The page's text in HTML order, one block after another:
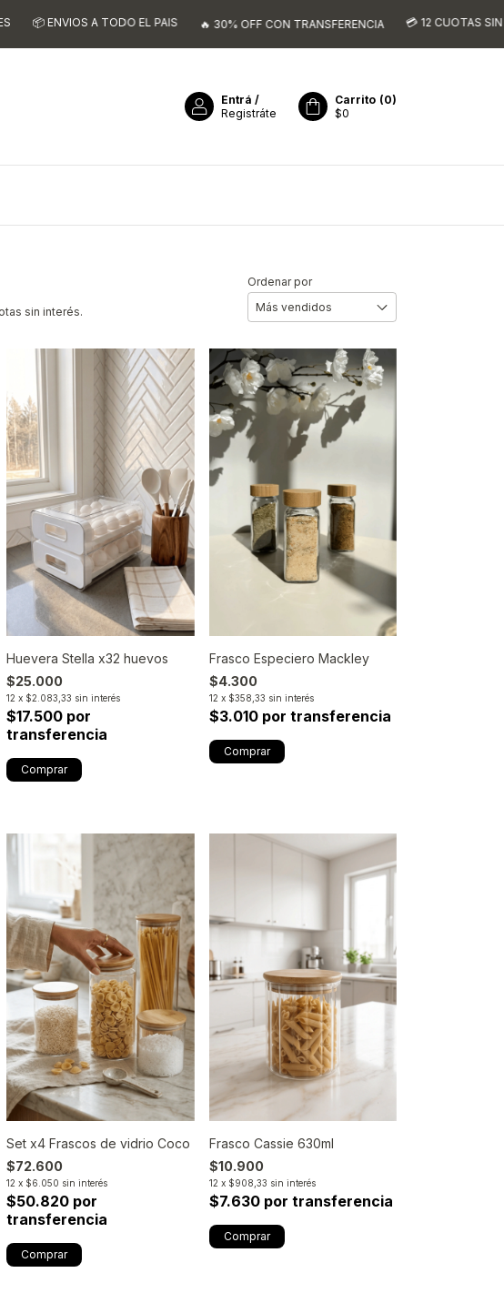
EL PAIS 🔥 30% OFF CON TRANSFERENCIA 💳 12 CUOTAS SIN INTERES 📦
Entrá /
Registráte
Carrito (0)
$0
sin interés.
Ordenar por
Huevera Stella x32 huevos
$25.000
12 x $2.083,33 sin interés
$17.500 por
transferencia
Frasco Especiero Mackley
$4.300
12 x $358,33 sin interés
$3.010 por transferencia
Set x4 Frascos de vidrio Coco
$72.600
12 x $6.050 sin interés
$50.820 por
transferencia
Frasco Cassie 630ml
$10.900
12 x $908,33 sin interés
$7.630 por transferencia